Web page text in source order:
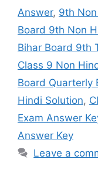
Answer, 9th
Board 9th Non
Bihar Board 9th
Class 9 Non
Board Quarterly
Hindi Solution,
Exam Answer
Answer Key
Leave a